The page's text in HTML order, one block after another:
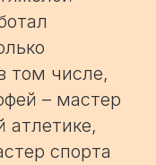
том числе,
– мастер
атлетике,
спорта